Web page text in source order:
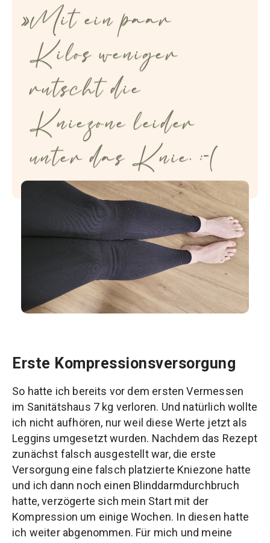
Mit ein paar
Kilos weniger
rutscht die
Kniezone leider
unter das Knie. :-(
Erste Kompressionsversorgung
So hatte ich bereits vor dem ersten Vermessen
im Sanitätshaus 7 kg verloren. Und natürlich wollte
ich nicht aufhören, nur weil diese Werte jetzt als
Leggins umgesetzt wurden. Nachdem das Rezept
zunächst falsch ausgestellt war, die erste
Versorgung eine falsch platzierte Kniezone hatte
und ich dann noch einen Blinddarmdurchbruch
hatte, verzögerte sich mein Start mit der
Kompression um einige Wochen. In diesen hatte
ich weiter abgenommen. Für mich und meine